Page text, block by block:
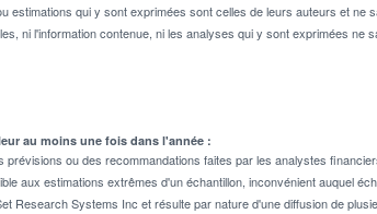
estimations qui y sont exprimées sont celles de leurs auteurs et ne
ni l'information contenue, ni les analyses qui y sont exprimées ne
au moins une fois dans l'année :
ou des recommandations faites par les analystes
aux estimations extrêmes d'un échantillon, inconvénient auquel
Research Systems Inc et résulte par nature d'une diffusion de